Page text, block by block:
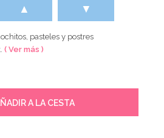
▲ ▼
pasteles y postres
( Ver más )
A LA CESTA